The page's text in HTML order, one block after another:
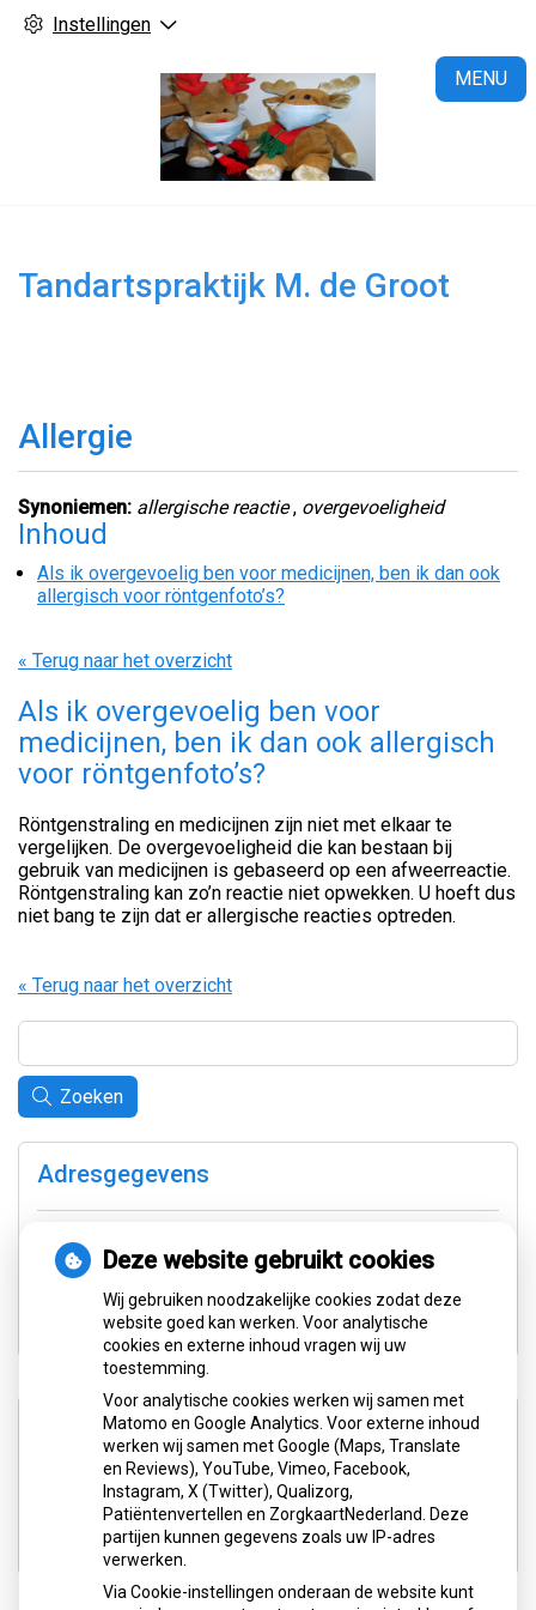
Instellingen
MENU
Tandartspraktijk M. de Groot
Allergie
Synoniemen: allergische reactie, overgevoeligheid
Inhoud
Als ik overgevoelig ben voor medicijnen, ben ik dan ook
allergisch voor röntgenfoto’s?
« Terug naar het overzicht
Als ik overgevoelig ben voor
medicijnen, ben ik dan ook allergisch
voor röntgenfoto’s?
Röntgenstraling en medicijnen zijn niet met elkaar te
vergelijken. De overgevoeligheid die kan bestaan bij
gebruik van medicijnen is gebaseerd op een afweerreactie.
Röntgenstraling kan zo’n reactie niet opwekken. U hoeft dus
niet bang te zijn dat er allergische reacties optreden.
« Terug naar het overzicht
Zoeken
Adresgegevens
9721 PC Groningen
050-3139404
Aangesloten bij:
Deze website gebruikt cookies
Wij gebruiken noodzakelijke cookies zodat deze
website goed kan werken. Voor analytische
cookies en externe inhoud vragen wij uw
toestemming.
Voor analytische cookies werken wij samen met
Matomo en Google Analytics. Voor externe inhoud
werken wij samen met Google (Maps, Translate
en Reviews), YouTube, Vimeo, Facebook,
Instagram, X (Twitter), Qualizorg,
Patiëntenvertellen en ZorgkaartNederland. Deze
partijen kunnen gegevens zoals uw IP-adres
verwerken.
Via Cookie-instellingen onderaan de website kunt